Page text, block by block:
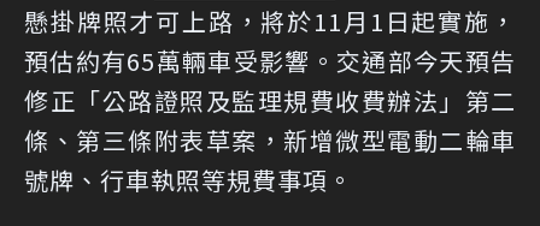
懸掛牌照才可上路，將於11月1日起實施，
預估約有65萬輛車受影響。交通部今天預告
修正「公路證照及監理規費收費辦法」第二
條、第三條附表草案，新增微型電動二輪車
號牌、行車執照等規費事項。